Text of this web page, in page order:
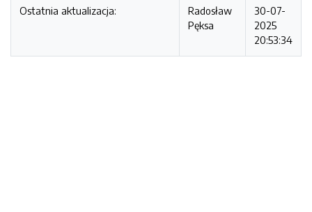
Ostatnia aktualizacja:
Radosław
Pęksa
30-07-
2025
20:53:34